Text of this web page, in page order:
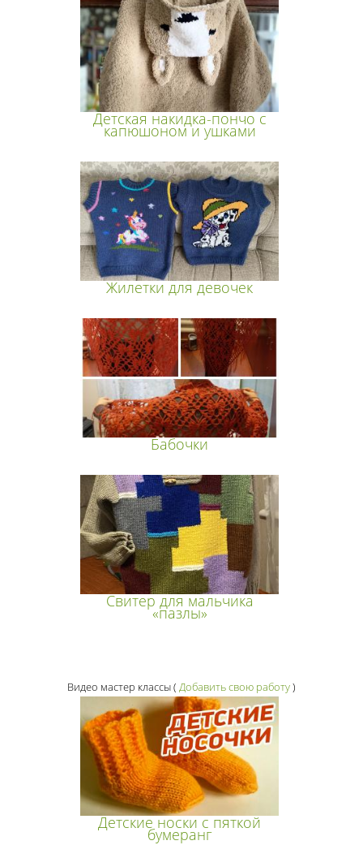
Детская накидка-пончо с
капюшоном и ушками
Жилетки для девочек
Бабочки
Свитер для мальчика
«пазлы»
Видео мастер классы( Добавить свою работу)
Детские носки с пяткой
бумеранг